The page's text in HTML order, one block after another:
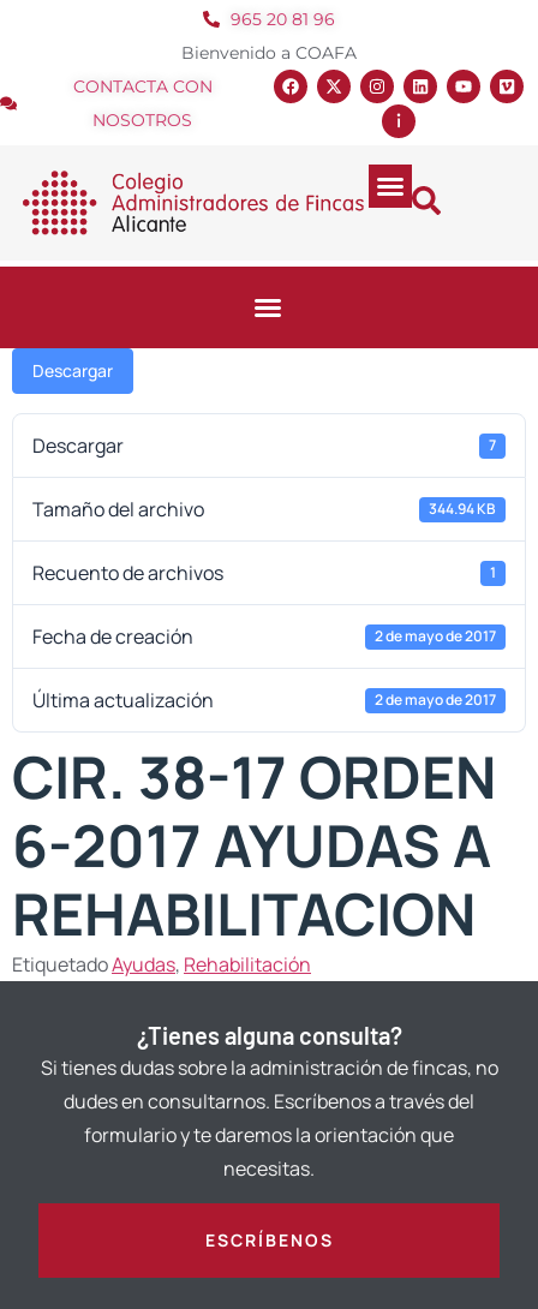
965 20 81 96
Bienvenido a COAFA
CONTACTA CON
NOSOTROS
Descargar
Descargar 7
Tamaño del archivo 344.94 KB
Recuento de archivos 1
Fecha de creación 2 de mayo de 2017
Última actualización 2 de mayo de 2017
CIR. 38-17 ORDEN
6-2017 AYUDAS A
REHABILITACION
EtiquetadoAyudas, Rehabilitación
¿Tienes alguna consulta?
Si tienes dudas sobre la administración de fincas, no
dudes en consultarnos. Escríbenos a través del
formulario y te daremos la orientación que
necesitas.
ESCRÍBENOS